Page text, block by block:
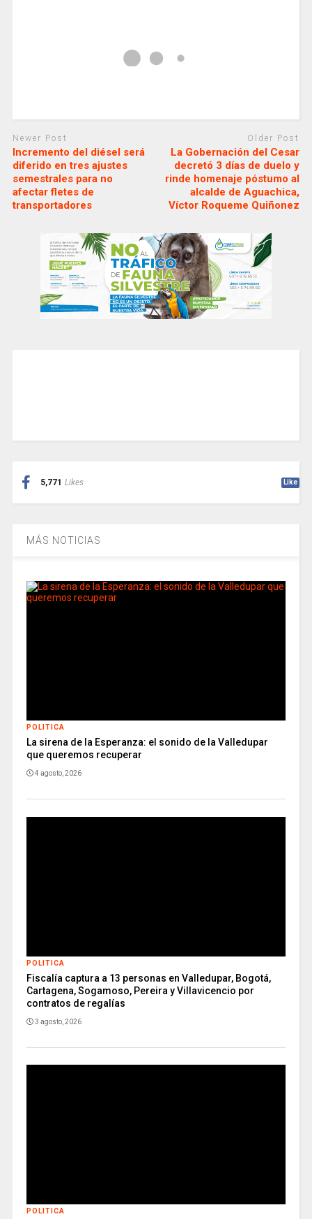
Newer Post
Incremento del diésel será
diferido en tres ajustes
semestrales para no
afectar fletes de
transportadores
Older Post
La Gobernación del Cesar
decretó 3 días de duelo y
rinde homenaje póstumo al
alcalde de Aguachica,
Víctor Roqueme Quiñonez
5,771 Likes Like
MÁS NOTICIAS
POLITICA
La sirena de la Esperanza: el sonido de la Valledupar
que queremos recuperar
4 agosto, 2026
POLITICA
Fiscalía captura a 13 personas en Valledupar, Bogotá,
Cartagena, Sogamoso, Pereira y Villavicencio por
contratos de regalías
3 agosto, 2026
POLITICA